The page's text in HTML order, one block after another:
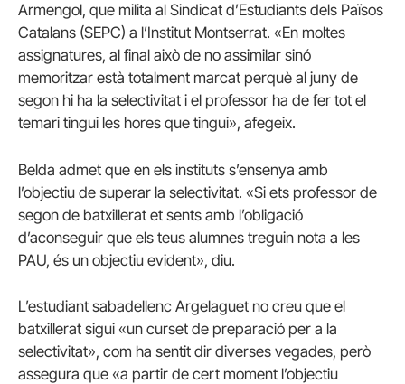
Armengol, que milita al Sindicat d’Estudiants dels Països
Catalans (SEPC) a l’Institut Montserrat. «En moltes
assignatures, al final això de no assimilar sinó
memoritzar està totalment marcat perquè al juny de
segon hi ha la selectivitat i el professor ha de fer tot el
temari tingui les hores que tingui», afegeix.
Belda admet que en els instituts s’ensenya amb
l’objectiu de superar la selectivitat. «Si ets professor de
segon de batxillerat et sents amb l’obligació
d’aconseguir que els teus alumnes treguin nota a les
PAU, és un objectiu evident», diu.
L’estudiant sabadellenc Argelaguet no creu que el
batxillerat sigui «un curset de preparació per a la
selectivitat», com ha sentit dir diverses vegades, però
assegura que «a partir de cert moment l’objectiu